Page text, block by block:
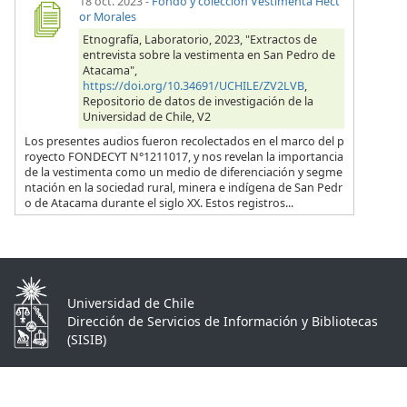
or Morales
Etnografía, Laboratorio, 2023, "Extractos de
entrevista sobre la vestimenta en San Pedro de
Atacama",
https://doi.org/10.34691/UCHILE/ZV2LVB,
Repositorio de datos de investigación de la
Universidad de Chile, V2
Los presentes audios fueron recolectados en el marco del p
royecto FONDECYT N°1211017, y nos revelan la importancia
de la vestimenta como un medio de diferenciación y segme
ntación en la sociedad rural, minera e indígena de San Pedr
o de Atacama durante el siglo XX. Estos registros...
Universidad de Chile
Dirección de Servicios de Información y Bibliotecas
(SISIB)